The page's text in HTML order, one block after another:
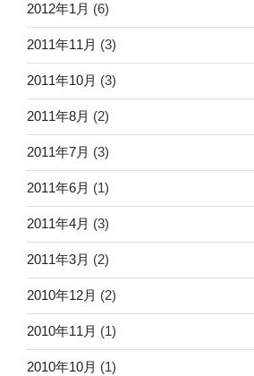
2012年1月 (6)
2011年11月 (3)
2011年10月 (3)
2011年8月 (2)
2011年7月 (3)
2011年6月 (1)
2011年4月 (3)
2011年3月 (2)
2010年12月 (2)
2010年11月 (1)
2010年10月 (1)